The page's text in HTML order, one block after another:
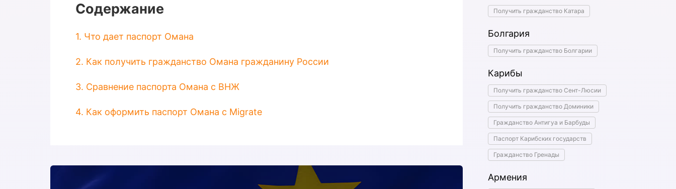
Содержание
1. Что дает паспорт Омана
2. Как получить гражданство Омана гражданину России
3. Сравнение паспорта Омана с ВНЖ
4. Как оформить паспорт Омана с Migrate
Получить гражданство Катара
Болгария
Получить гражданство Болгарии
Карибы
Получить гражданство Сент-Люсии
Получить гражданство Доминики
Гражданство Антигуа и Барбуды
Паспорт Карибских государств
Гражданство Гренады
Армения